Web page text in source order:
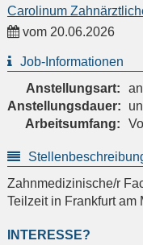
Carolinum
vom 20.06.2026
Job-Informationen
Anstellungsart:
Anstellungsdauer:
Arbeitsumfang:
Zahnmedizinische/r
Teilzeit in Frankfurt am
INTERESSE?